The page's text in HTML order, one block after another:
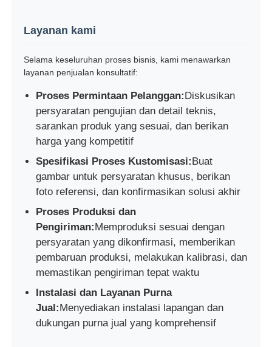
Layanan kami
Selama keseluruhan proses bisnis, kami menawarkan
layanan penjualan konsultatif:
Proses Permintaan Pelanggan:Diskusikan
persyaratan pengujian dan detail teknis,
sarankan produk yang sesuai, dan berikan
harga yang kompetitif
Spesifikasi Proses Kustomisasi:Buat
gambar untuk persyaratan khusus, berikan
foto referensi, dan konfirmasikan solusi akhir
Proses Produksi dan
Pengiriman:Memproduksi sesuai dengan
persyaratan yang dikonfirmasi, memberikan
pembaruan produksi, melakukan kalibrasi, dan
memastikan pengiriman tepat waktu
Instalasi dan Layanan Purna
Jual:Menyediakan instalasi lapangan dan
dukungan purna jual yang komprehensif